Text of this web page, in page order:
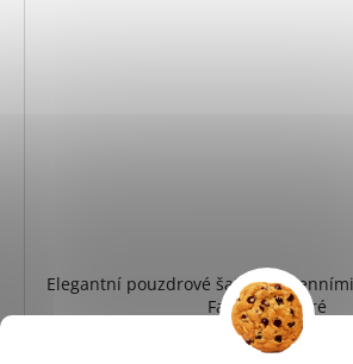
Elegantní pouzdrové šaty s
Fashion modré
Dodání cca do 10 až 14
660 Kč